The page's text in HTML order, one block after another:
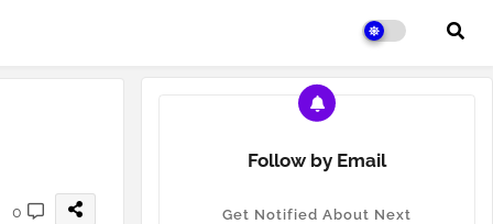
0
Follow by Email
Get Notified About Next